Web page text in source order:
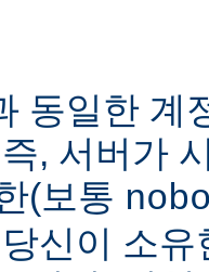
동일한 계
, 서버가
(보통
신이 소